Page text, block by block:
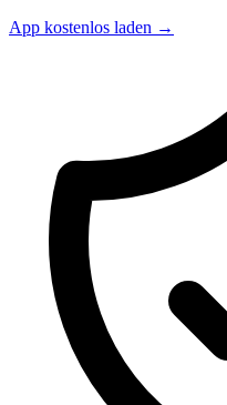
App kostenlos laden →